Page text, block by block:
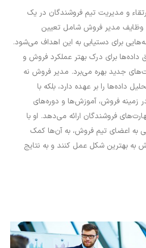
و مدیریت تیم فروشندگان در یک
وظایف مدیر فروش شامل تعیین
برای دستیابی به این اهداف می‌شود.
داده‌ها برای درک بهتر عملکرد فروش و
جدید بهره می‌برد. مدیر فروش نه
داده‌ها را بر عهده دارد، بلکه با
زمینه فروش، آموزش‌ها و دوره‌های
فروشندگان ارائه می‌دهد. او با
به اعضای تیم فروش، به آن‌ها کمک
به بهترین شکل عمل کنند و به نتایج